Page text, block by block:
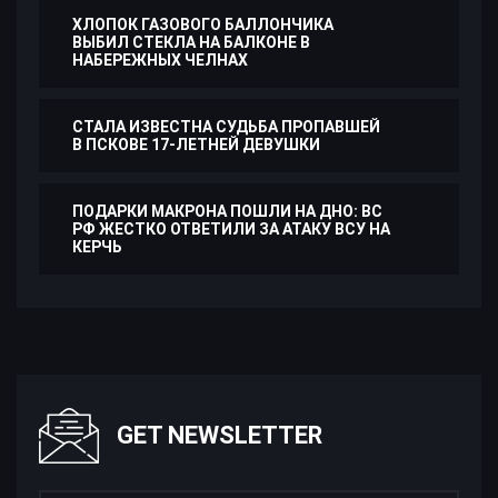
ХЛОПОК ГАЗОВОГО БАЛЛОНЧИКА
ВЫБИЛ СТЕКЛА НА БАЛКОНЕ В
НАБЕРЕЖНЫХ ЧЕЛНАХ
СТАЛА ИЗВЕСТНА СУДЬБА ПРОПАВШЕЙ
В ПСКОВЕ 17-ЛЕТНЕЙ ДЕВУШКИ
ПОДАРКИ МАКРОНА ПОШЛИ НА ДНО: ВС
РФ ЖЕСТКО ОТВЕТИЛИ ЗА АТАКУ ВСУ НА
КЕРЧЬ
GET NEWSLETTER